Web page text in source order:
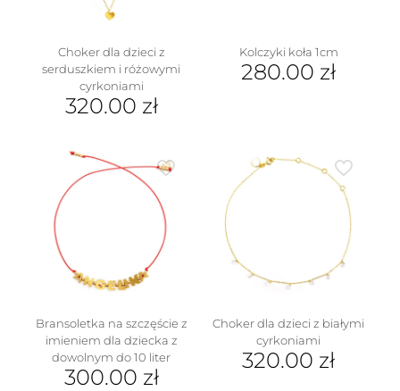
stronie
produktu
Choker dla dzieci z
serduszkiem i różowymi
cyrkoniami
320.00 zł
Kolczyki koła 1cm
280.00 zł
Bransoletka na szczęście z
imieniem dla dziecka z
dowolnym do 10 liter
300.00 zł
Choker dla dzieci z białymi
cyrkoniami
320.00 zł